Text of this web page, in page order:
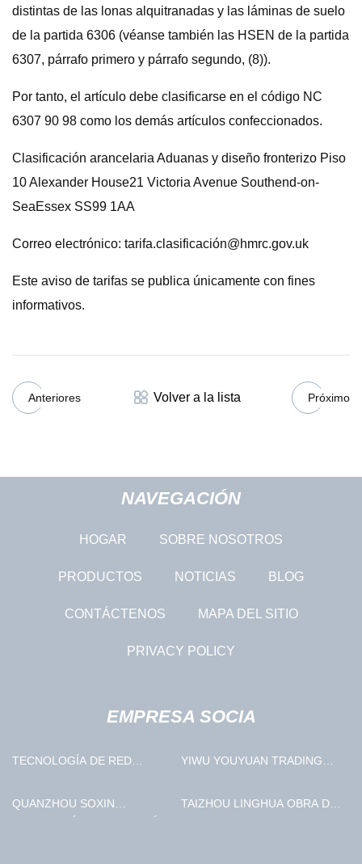
distintas de las lonas alquitranadas y las láminas de suelo
de la partida 6306 (véanse también las HSEN de la partida
6307, párrafo primero y párrafo segundo, (8)).
Por tanto, el artículo debe clasificarse en el código NC
6307 90 98 como los demás artículos confeccionados.
Clasificación arancelaria Aduanas y diseño fronterizo Piso
10 Alexander House21 Victoria Avenue Southend-on-
SeaEssex SS99 1AA
Correo electrónico: tarifa.clasificación@hmrc.gov.uk
Este aviso de tarifas se publica únicamente con fines
informativos.
Anteriores Volver a la lista Próximo
NAVEGACIÓN
HOGAR SOBRE NOSOTROS
PRODUCTOS NOTICIAS BLOG
CONTÁCTENOS MAPA DEL SITIO
PRIVACY POLICY
EMPRESA SOCIA
TECNOLOGÍA DE RED
LTD.
YIWU YOUYUAN TRADING
QUANZHOU SOXIN
TAIZHOU LINGHUA OBRA DE